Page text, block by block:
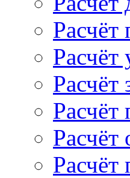
Расчёт
Расчёт
Расчёт
Расчёт
Расчёт